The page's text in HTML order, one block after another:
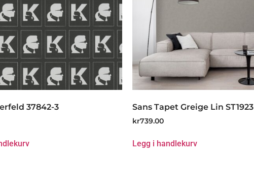
37842-3 Sans Tapet Greige Lin ST1923
kr739.00
Legg i handlekurv